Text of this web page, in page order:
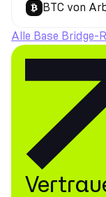
BTC von
Alle Base Bridge-